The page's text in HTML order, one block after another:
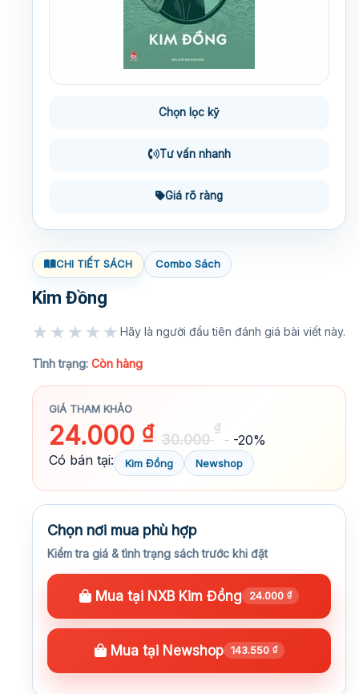
Chọn lọc kỹ
Tư vấn nhanh
Giá rõ ràng
CHI TIẾT SÁCH Combo Sách
Kim Đồng
★★★★★ Hãy là người đầu tiên đánh giá bài viết này.
Tình trạng: Còn hàng
GIÁ THAM KHẢO
24.000 ₫ 30.000
₫
-20%
Có bán tại:
Kim Đồng Newshop
Chọn nơi mua phù hợp
Kiểm tra giá & tình trạng sách trước khi đặt
Mua tại NXB Kim Đồng 24.000 ₫
Mua tại Newshop 143.550 ₫